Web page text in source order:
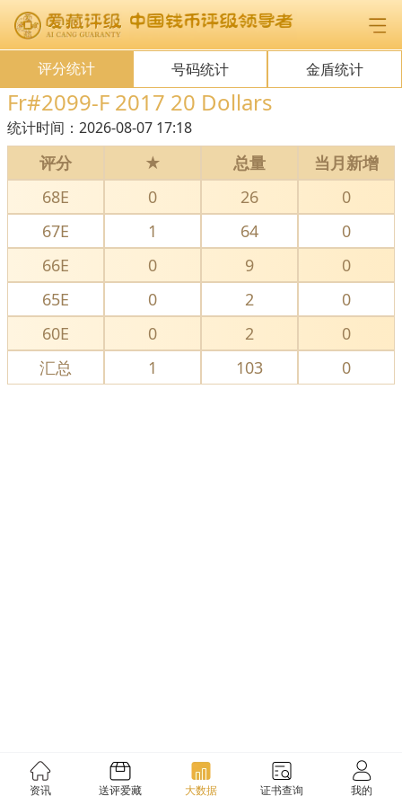
评分统计 号码统计 金盾统计
Fr#2099-F 2017 20 Dollars
统计时间： 2026-08-07 17:18
评分 ★ 总量
当月新增
68E
0 26
0
67E
1 64
0
66E
0 9
0
65E
0 2
0
60E
0 2
0
汇总
1 103 0
资讯 送评爱藏 大数据 证书查询 我的